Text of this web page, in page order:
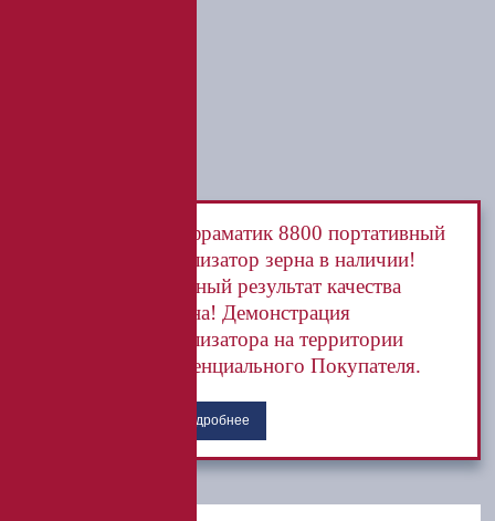
Инфраматик 8800 портативный
анализатор зерна в наличии!
Точный результат качества
зерна! Демонстрация
анализатора на территории
потенциального Покупателя.
Подробнее